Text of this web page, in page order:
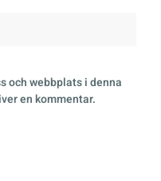
och webbplats i denna
en kommentar.